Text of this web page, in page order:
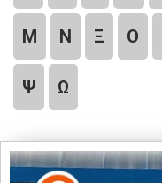
Μ Ν Ξ Ο
Ψ Ω